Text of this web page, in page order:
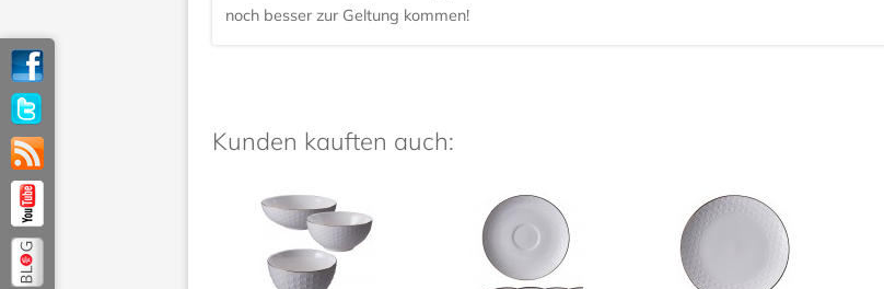
noch besser zur Geltung kommen!
Kunden kauften auch: